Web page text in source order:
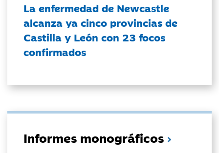
La enfermedad de Newcastle
alcanza ya cinco provincias de
Castilla y León con 23 focos
confirmados
Informes monográficos